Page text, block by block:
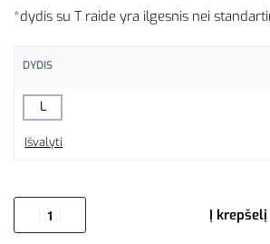
*dydis su T raide yra ilgesnis nei
DYDIS
L
Išvalyti
Į krepšelį